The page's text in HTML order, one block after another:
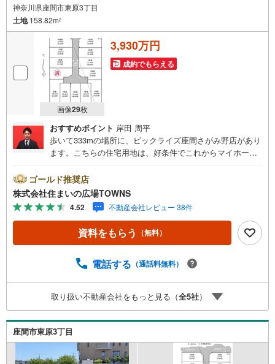
神奈川県座間市東原3丁目
土地158.82m2
画像29枚
3,930万円
成約でもらえる
おすすめポイント 岸田 周平
歩いて333mの場所に、ビックライズ座間さがみ野店があり
ます。こちらの住宅用地は、好条件でこれからマイホーム
居専用地域では、中規模な公共住宅、病院、大学と中規模
店舗を建設することができます。土地購入をお考えの方に
おすすめなのがこちらの売地。駅から徒歩10分圏内に立地
しています。土地面積は158.82平米（公簿）でイチオシ。
【年中無休/9:00～21:00】人気物件は特にお問い合わせが
集中するため、お早めにお電話下さい。「室内・現地を見
その他、各種ご相談も承っております。○住宅ローンのご相
Sからお客様へ経験豊富なスタッフが親身になってお客様
に合った物件をご紹介させて頂きます！ /他社様掲載物件も
併せてご紹介可能ですのでお気軽にお問い合わせ下さい♪
駐車場もございますので、お車でのお越しも大歓迎です！
ゴールド推奨店
株式会社住まいの広場TOWNS
4.52 不動産会社レビュー 38件
資料をもらう （無料）
電話する （通話料無料）
取り扱い不動産会社をもっと見る（全5社）
座間市東原3丁目